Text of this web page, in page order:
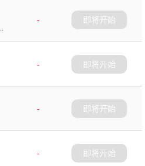
-
即将开始
-
即将开始
-
即将开始
-
即将开始